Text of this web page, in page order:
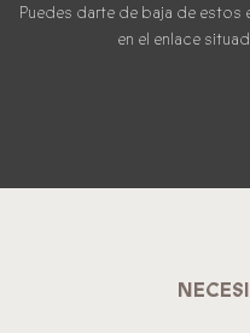
Puedes darte de baja de estos
en el enlace